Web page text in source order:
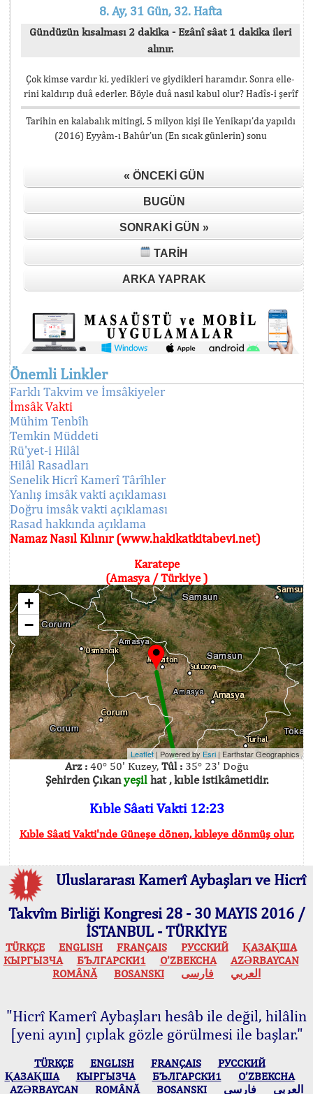
8. Ay, 31 Gün, 32. Hafta
Gündüzün kısalması 2 dakika - Ezânî sâat 1 dakika ileri
alınır.
Çok kimse vardır ki, yedikleri ve giydikleri haramdır. Sonra elle-
rini kaldırıp duâ ederler. Böyle duâ nasıl kabul olur? Hadîs-i şerîf
Tarihin en kalabalık mitingi, 5 milyon kişi ile Yenikapı’da yapıldı
(2016) Eyyâm-ı Bahûr’un (En sıcak günlerin) sonu
« ÖNCEKI GÜN
BUGÜN
SONRAKI GÜN »
TARIH
ARKA YAPRAK
Önemli Linkler
Farklı Takvim ve İmsâkiyeler
İmsâk Vakti
Mühim Tenbîh
Temkin Müddeti
Rü'yet-i Hilâl
Hilâl Rasadları
Senelik Hicrî Kamerî Târîhler
Yanlış imsâk vakti açıklaması
Doğru imsâk vakti açıklaması
Rasad hakkında açıklama
Namaz Nasıl Kılınır (www.hakikatkitabevi.net)
Karatepe
(Amasya / Türkiye )
+
−
Leaflet | Powered by Esri | Earthstar Geographics
Arz :40° 50' Kuzey, Tûl :35° 23' Doğu
Şehirden Çıkanyeşilhat , kıble istikâmetidir.
Kıble Sâati Vakti 12:23
Kıble Sâati Vakti'nde Güneşe dönen, kıbleye dönmüş olur.
Uluslararası Kamerî Aybaşları ve Hicrî
Takvîm Birliği Kongresi 28 - 30 MAYIS 2016 /
İSTANBUL - TÜRKİYE
TÜRKÇE ENGLISH FRANÇAIS РУССКИЙ
ҚАЗАҚША
КЫPГЫЗЧA
БЪЛГАРСКИ1 O’ZBEKCHA
AZӘRBAYCAN
ROMÂNĂ
BOSANSKI العربي فارسی
"Hicrî Kamerî Aybaşları hesâb ile değil, hilâlin
[yeni ayın] çıplak gözle görülmesi ile başlar."
TÜRKÇE ENGLISH FRANÇAIS
РУССКИЙ
ҚАЗАҚША
КЫPГЫЗЧA БЪЛГАРСКИ1
O’ZBEKCHA
AZӘRBAYCAN
ROMÂNĂ BOSANSKI العربي فارسی